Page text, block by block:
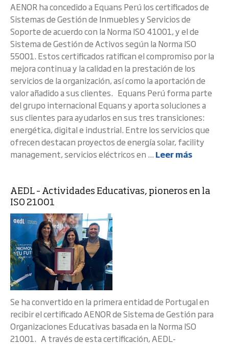
AENOR ha concedido a Equans Perú los certificados de
Sistemas de Gestión de Inmuebles y Servicios de
Soporte de acuerdo con la Norma ISO 41001, y el de
Sistema de Gestión de Activos según la Norma ISO
55001. Estos certificados ratifican el compromiso por la
mejora continua y la calidad en la prestación de los
servicios de la organización, así como la aportación de
valor añadido a sus clientes. Equans Perú forma parte
del grupo internacional Equans y aporta soluciones a
sus clientes para ayudarlos en sus tres transiciones:
energética, digital e industrial. Entre los servicios que
ofrecen destacan proyectos de energía solar, facility
management, servicios eléctricos en ... Leer más
AEDL – Actividades Educativas, pioneros en la
ISO 21001
Se ha convertido en la primera entidad de Portugal en
recibir el certificado AENOR de Sistema de Gestión para
Organizaciones Educativas basada en la Norma ISO
21001. A través de esta certificación, AEDL-